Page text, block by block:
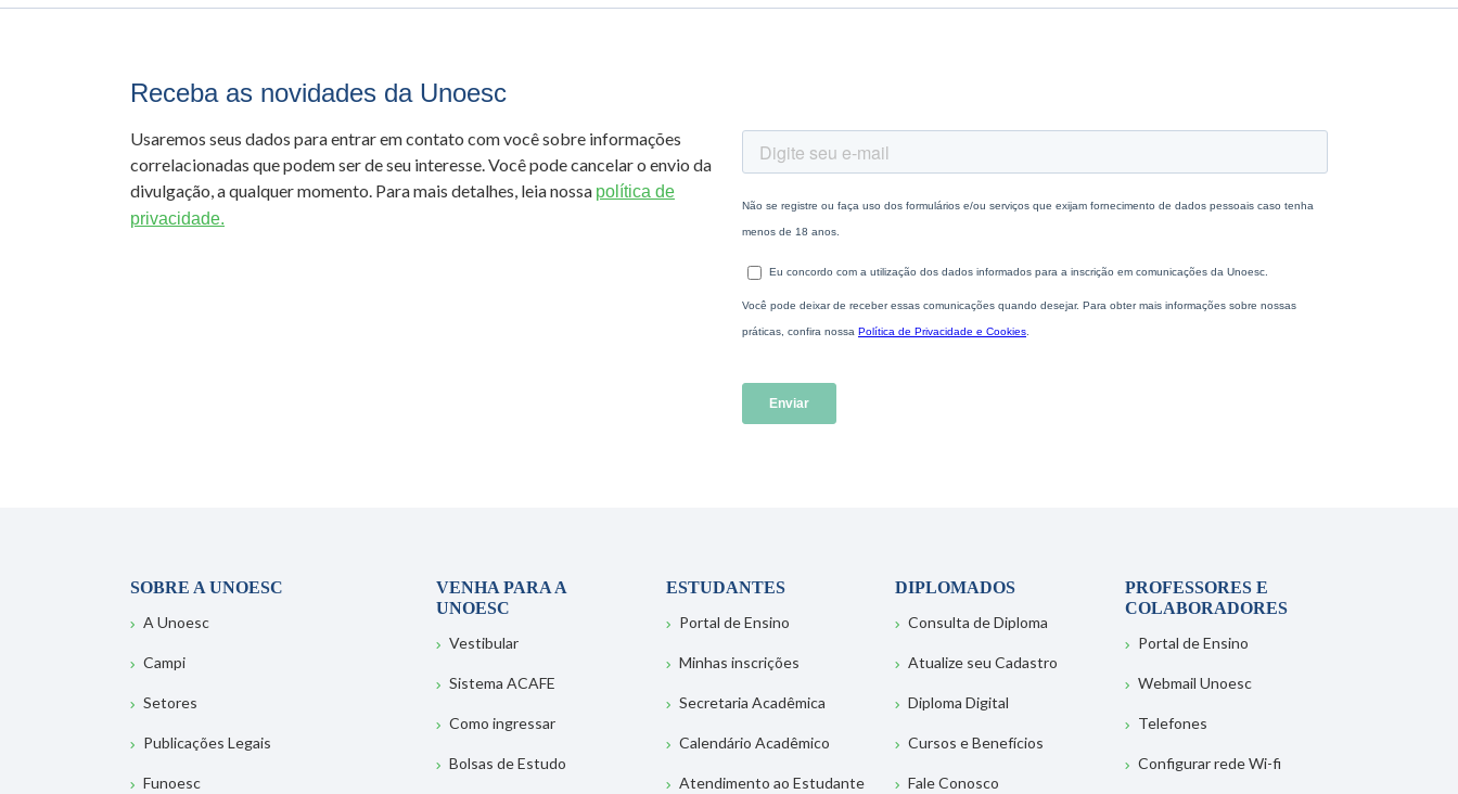
Receba as novidades da Unoesc
Usaremos seus dados para entrar em contato com você sobre informações
correlacionadas que podem ser de seu interesse. Você pode cancelar o envio da
divulgação, a qualquer momento. Para mais detalhes, leia nossa política de
privacidade.
SOBRE A UNOESC
A Unoesc
Campi
Setores
Publicações Legais
Funoesc
VENHA PARA A
UNOESC
Vestibular
Sistema ACAFE
Como ingressar
Bolsas de Estudo
ESTUDANTES
Portal de Ensino
Minhas inscrições
Secretaria Acadêmica
Calendário Acadêmico
Atendimento ao Estudante
DIPLOMADOS
Consulta de Diploma
Atualize seu Cadastro
Diploma Digital
Cursos e Benefícios
Fale Conosco
PROFESSORES E
COLABORADORES
Portal de Ensino
Webmail Unoesc
Telefones
Configurar rede Wi-fi